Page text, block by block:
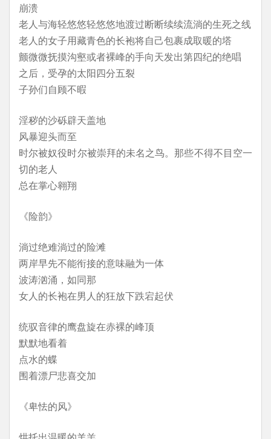
崩溃
老人与海轻悠悠轻悠悠地渡过断断续续流淌的生死之线
老人的女子用藏青色的长袍将自己包裹成取暖的塔
颤微微抚摸沟壑或者裸峰的手向天发出第四纪的绝唱
之后，受孕的太阳四分五裂
子孙们自顾不暇
淫秽的沙砾辟天盖地
风暴迎头而至
时尔被奴役时尔被崇拜的未名之鸟。那些不得不目空一
切的老人
总在掌心翱翔
《险韵》
淌过绝难淌过的险滩
两岸早先不能衔接的意味融为一体
波涛汹涌，如同那
女人的长袍在男人的狂放下跌宕起伏
统驭音律的鹰盘旋在赤裸的峰顶
默默地看着
点水的蝶
围着漂尸悲喜交加
《卑怯的风》